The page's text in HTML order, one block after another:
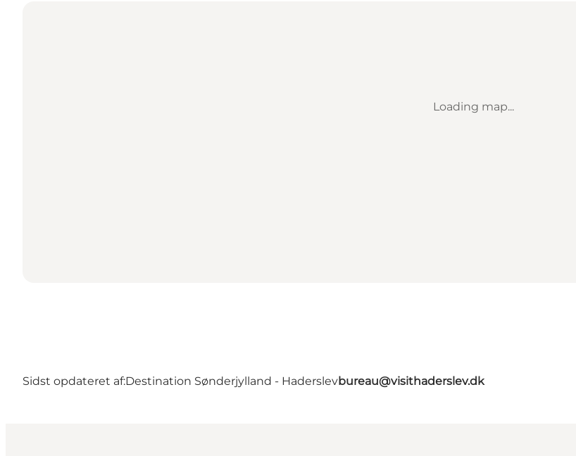
Loading map...
Sidst opdateret af:Destination Sønderjylland - Haderslevbureau@visithaderslev.dk